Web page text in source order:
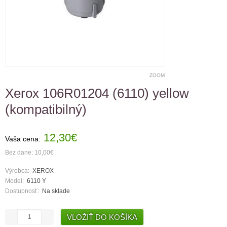
ZOOM
Xerox 106R01204 (6110) yellow
(kompatibilný)
Vaša cena: 12,30€
Bez dane: 10,00€
Výrobca: XEROX
Model: 6110 Y
Dostupnosť: Na sklade